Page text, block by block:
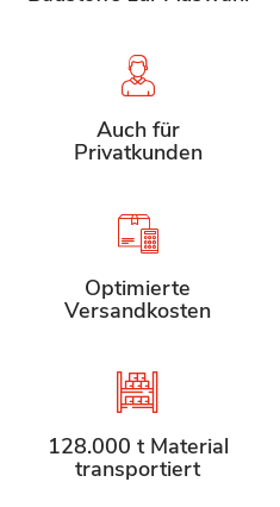
Auch für
Privatkunden
Optimierte
Versandkosten
128.000 t Material
transportiert